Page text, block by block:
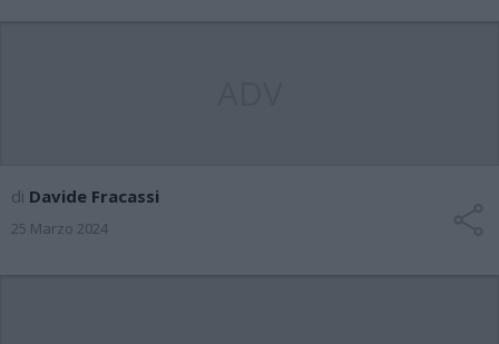
di Davide Fracassi
25 Marzo 2024